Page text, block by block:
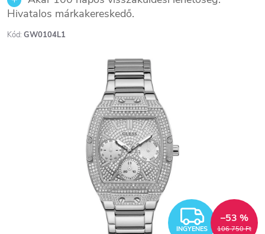
Hivatalos márkakereskedő.
Kód: GW0104L1
INGYENES 106 750 Ft
–53 %